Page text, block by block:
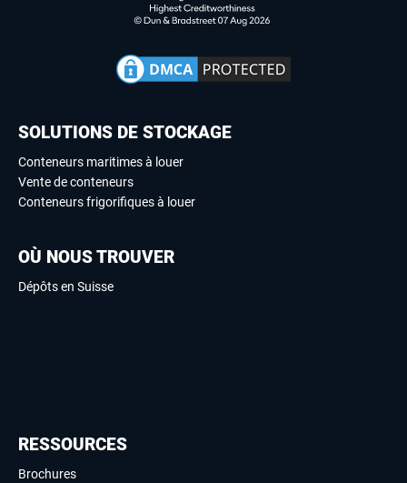
SOLUTIONS DE STOCKAGE
Conteneurs maritimes à louer
Vente de conteneurs
Conteneurs frigorifiques à louer
OÙ NOUS TROUVER
Dépôts en Suisse
RESSOURCES
Brochures